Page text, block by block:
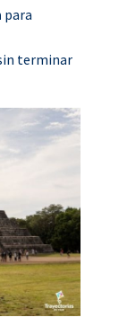
para
terminar